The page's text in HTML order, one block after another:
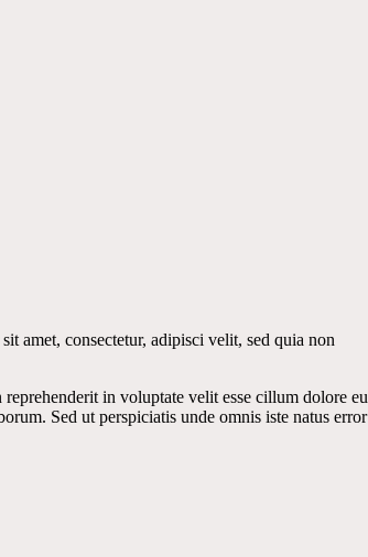
amet, consectetur, adipisci velit, sed quia non
in voluptate velit esse cillum dolore eu
Sed ut perspiciatis unde omnis iste natus error